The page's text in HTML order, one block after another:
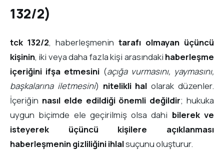
132/2)
tck 132/2, haberleşmenin tarafı olmayan üçüncü
kişinin, iki veya daha fazla kişi arasındaki haberleşme
içeriğini ifşa etmesini (açığa vurmasını, yaymasını,
başkalarına iletmesini) nitelikli hal olarak düzenler.
İçeriğin nasıl elde edildiği önemli değildir; hukuka
uygun biçimde ele geçirilmiş olsa dahi bilerek ve
isteyerek üçüncü kişilere açıklanması
haberleşmenin gizliliğini ihlalsuçunu oluşturur.